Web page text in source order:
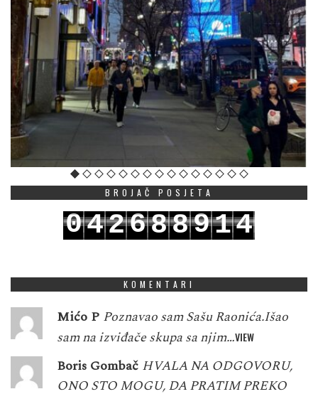
BROJAČ POSJETA
042688914
KOMENTARI
Mićo P Poznavao sam Sašu Raonića.Išao
sam na izviđače skupa sa njim…VIEW
Boris Gombač HVALA NA ODGOVORU,
ONO STO MOGU, DA PRATIM PREKO